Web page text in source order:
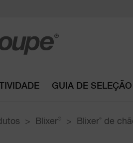
GUIA DE SELEÇÃO
Blixer® Blixer de